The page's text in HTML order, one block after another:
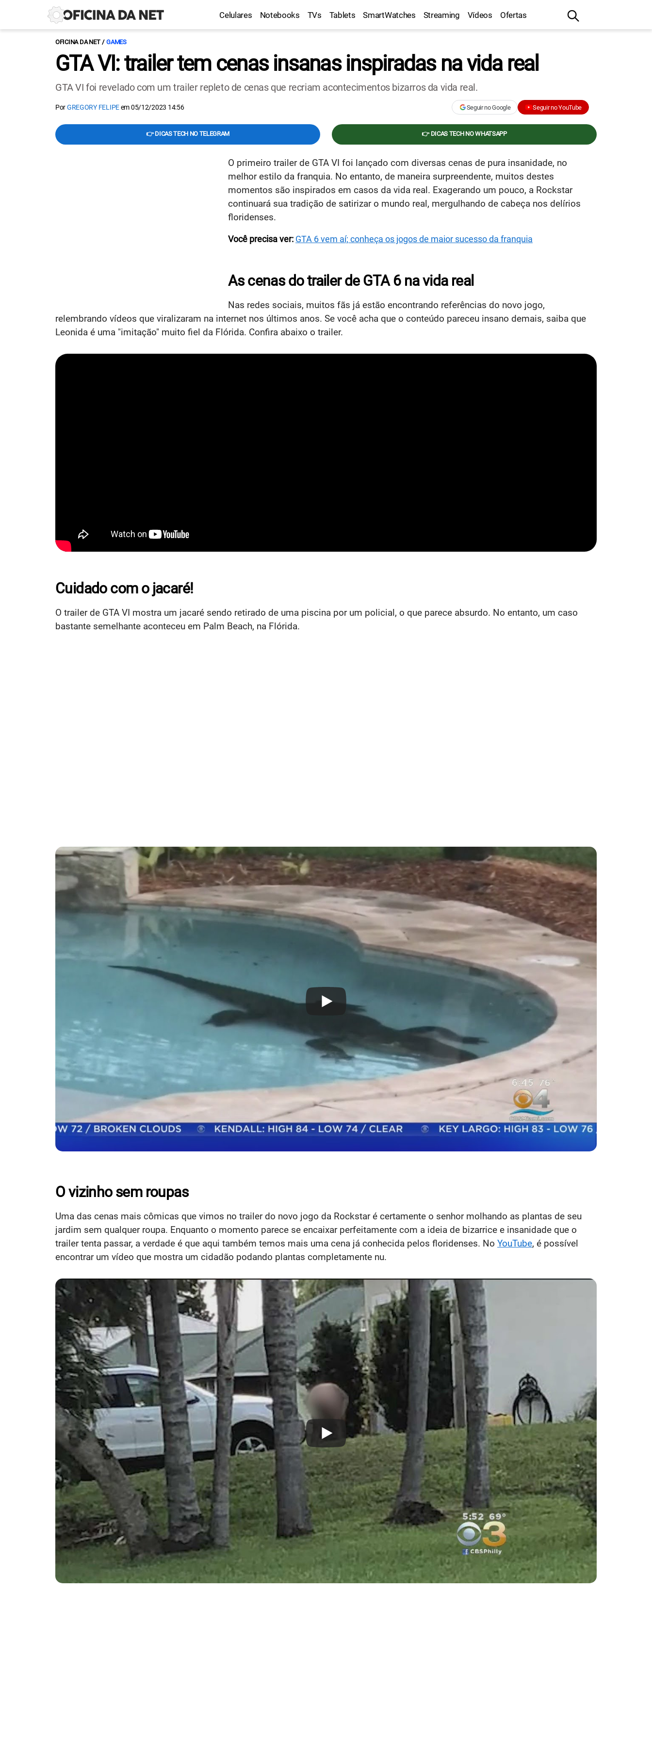
Celulares Notebooks TVs Tablets SmartWatches Streaming Vídeos Ofertas
OFICINA DA NET GAMES
GTA VI: trailer tem cenas insanas inspiradas na vida real
GTA VI foi revelado com um trailer repleto de cenas que recriam acontecimentos bizarros da vida real.
PorGREGORY FELIPEem05/12/2023 14:56 Seguir no Google Seguir no YouTube
👉 DICAS TECH NO TELEGRAM 👉 DICAS TECH NO WHATSAPP
O primeiro trailer de GTA VI foi lançado com diversas cenas de pura insanidade, no
melhor estilo da franquia. No entanto, de maneira surpreendente, muitos destes
momentos são inspirados em casos da vida real. Exagerando um pouco, a Rockstar
continuará sua tradição de satirizar o mundo real, mergulhando de cabeça nos delírios
floridenses.
Você precisa ver: GTA 6 vem aí; conheça os jogos de maior sucesso da franquia
As cenas do trailer de GTA 6 na vida real
Nas redes sociais, muitos fãs já estão encontrando referências do novo jogo,
relembrando vídeos que viralizaram na internet nos últimos anos. Se você acha que o conteúdo pareceu insano demais, saiba que
Leonida é uma "imitação" muito fiel da Flórida. Confira abaixo o trailer.
Cuidado com o jacaré!
O trailer de GTA VI mostra um jacaré sendo retirado de uma piscina por um policial, o que parece absurdo. No entanto, um caso
bastante semelhante aconteceu em Palm Beach, na Flórida.
O vizinho sem roupas
Uma das cenas mais cômicas que vimos no trailer do novo jogo da Rockstar é certamente o senhor molhando as plantas de seu
jardim sem qualquer roupa. Enquanto o momento parece se encaixar perfeitamente com a ideia de bizarrice e insanidade que o
trailer tenta passar, a verdade é que aqui também temos mais uma cena já conhecida pelos floridenses. No YouTube, é possível
encontrar um vídeo que mostra um cidadão podando plantas completamente nu.